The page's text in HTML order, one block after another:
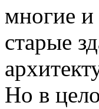
многие
старые
Но в